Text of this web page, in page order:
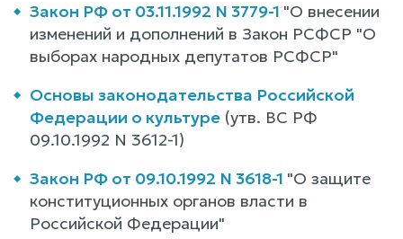
Закон РФ от 03.11.1992 N 3779-1 "О внесении
изменений и дополнений в Закон РСФСР "О
выборах народных депутатов РСФСР"
Основы законодательства Российской
Федерации о культуре (утв. ВС РФ
09.10.1992 N 3612-1)
Закон РФ от 09.10.1992 N 3618-1 "О защите
конституционных органов власти в
Российской Федерации"